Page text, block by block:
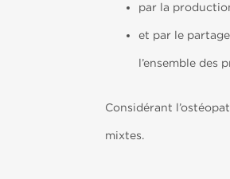
par la
et par le
l’ensemble des
Considérant
mixtes.